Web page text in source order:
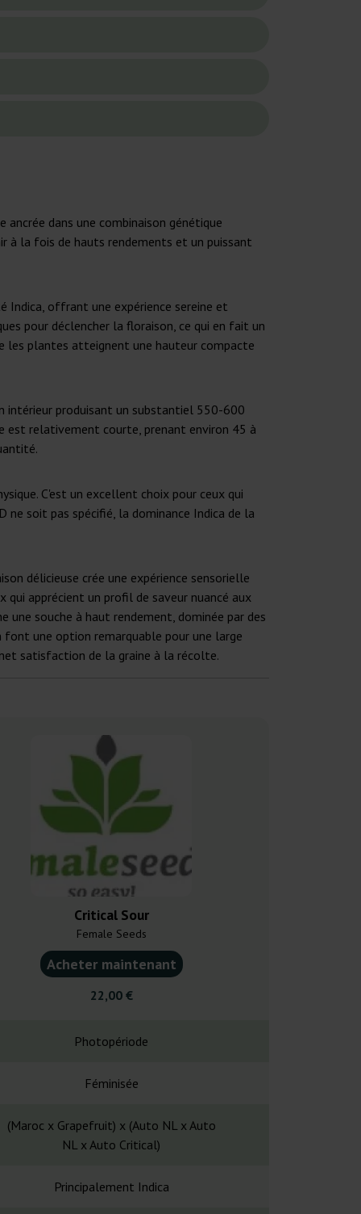
dans une combinaison génétique
à la fois de hauts rendements et un puissant
Indica, offrant une expérience sereine et
pour déclencher la floraison, ce qui en fait un
les plantes atteignent une hauteur compacte
intérieur produisant un substantiel 550-600
est relativement courte, prenant environ 45 à
C'est un excellent choix pour ceux qui
ne soit pas spécifié, la dominance Indica de la
délicieuse crée une expérience sensorielle
apprécient un profil de saveur nuancé aux
une souche à haut rendement, dominée par des
font une option remarquable pour une large
satisfaction de la graine à la récolte.
Critical Sour
Female Seeds
Acheter maintenant
22,00 €
Photopériode
Féminisée
(Maroc x Grapefruit) x (Auto NL x Auto
NL x Auto Critical)
Principalement Indica